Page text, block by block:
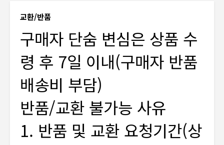
교환/반품
구매자 단숨 변심은 상품 수
령 후 7일 이내(구매자 반품
배송비 부담)
반품/교환 불가능 사유
1. 반품 및 교환 요청기간(상